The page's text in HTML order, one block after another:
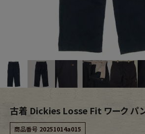
メンズ商品カテゴリーか
Bottoms Fafatt
レディース商品カテゴリー
古着 Dickies Losse Fit ワーク パ
商品番号 20251014a015